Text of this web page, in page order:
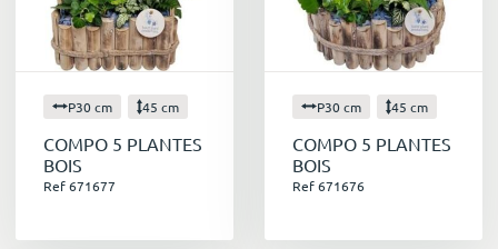
P30 cm 45 cm
COMPO 5 PLANTES
BOIS
Ref 671677
P30 cm 45 cm
COMPO 5 PLANTES
BOIS
Ref 671676